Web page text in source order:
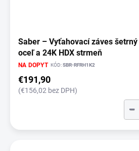
Saber – Vyťahovací záves
oceľ a 24K HDX strmeň
NA DOPYT KÓD:SBR-RFRH1K2
€191,90
(€156,02 bez DPH)
−